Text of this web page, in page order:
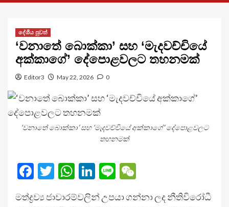
දේශීය පුවත්
‘වනාතේ බොක්කා’ සහ ‘මැදවච්චියේ
අක්කාගේ’ දේපොළවලට තහනමක්
Editor3 May 22, 2026 0
‘වනාතේ බොක්කා’ සහ ‘මැදවච්චියේ අක්කාගේ’ දේපොළවලට
තහනමක්
Facebook
Twitter
WhatsApp
LinkedIn
Line
මත්ද්‍රව්‍ය ජාවාරම්වලින් උපයා ගන්නා ලද නීතිවිරෝධී